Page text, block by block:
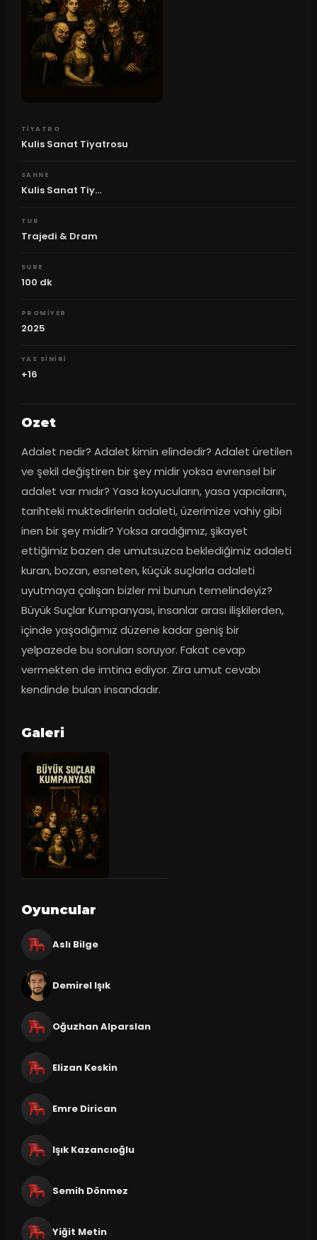
TIYATRO
Kulis Sanat Tiyatrosu
SAHNE
Kulis Sanat Tiy...
TUR
Trajedi & Dram
SURE
100 dk
PROMIYER
2025
YAS SINIRI
+16
Ozet
Adalet nedir? Adalet kimin elindedir? Adalet üretilen
ve şekil değiştiren bir şey midir yoksa evrensel bir
adalet var mıdır? Yasa koyucuların, yasa yapıcıların,
tarihteki muktedirlerin adaleti, üzerimize vahiy gibi
inen bir şey midir? Yoksa aradığımız, şikayet
ettiğimiz bazen de umutsuzca beklediğimiz adaleti
kuran, bozan, esneten, küçük suçlarla adaleti
uyutmaya çalışan bizler mi bunun temelindeyiz?
Büyük Suçlar Kumpanyası, insanlar arası ilişkilerden,
içinde yaşadığımız düzene kadar geniş bir
yelpazede bu soruları soruyor. Fakat cevap
vermekten de imtina ediyor. Zira umut cevabı
kendinde bulan insandadır.
Galeri
Oyuncular
Aslı Bilge
Demirel Işık
Oğuzhan Alparslan
Elizan Keskin
Emre Dirican
Işık Kazancıoğlu
Semih Dönmez
Yiğit Metin